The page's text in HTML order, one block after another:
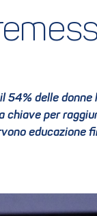
delle donne
chiave per
educazione